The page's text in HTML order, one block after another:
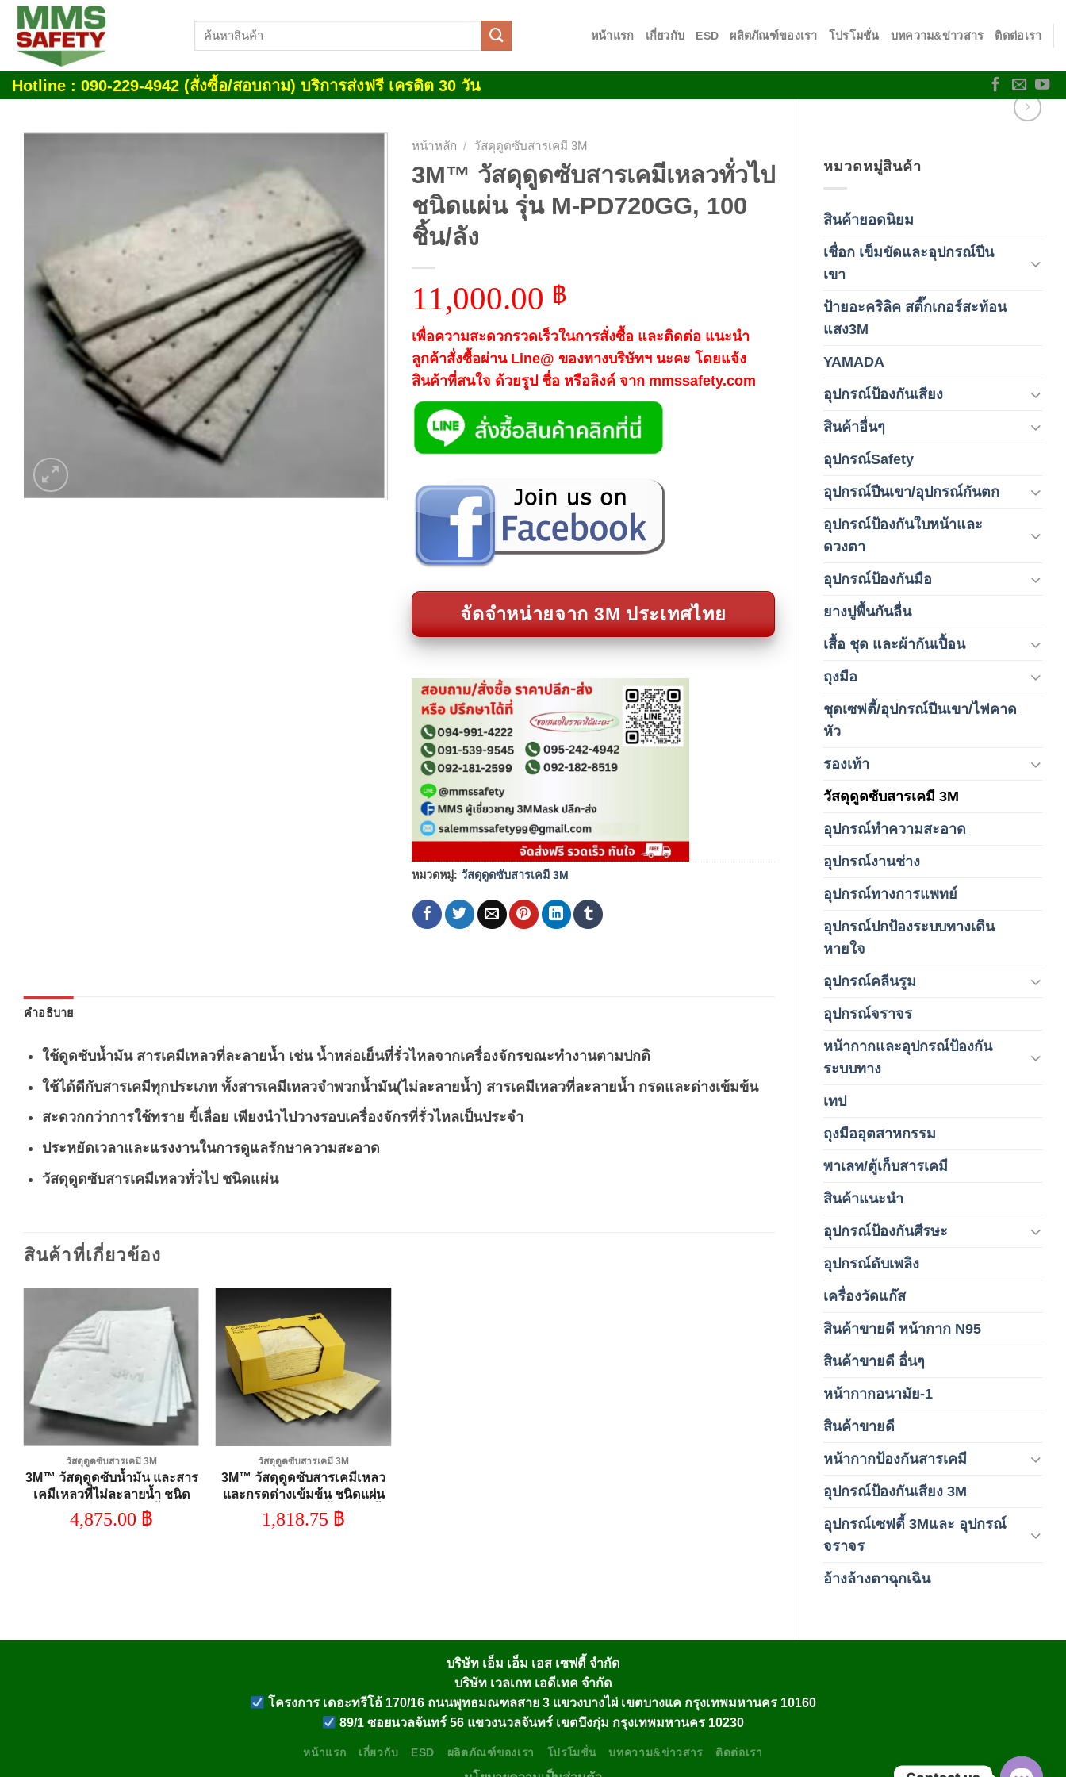
Skip
content
ค้นหา:
หน้าแรก เกี่ยวกับ ESD ผลิตภัณฑ์ของเรา โปรโมชั่น บทความ&ข่าวสาร ติดต่อเรา
Hotline : 090-229-4942 (สั่งซื้อ/สอบถาม) บริการส่งฟรี เครดิต 30 วัน
หมวดหมู่สินค้า
สินค้ายอดนิยม
เชื่อก เข็มขัดและอุปกรณ์ปีน
เขา
ป้ายอะคริลิค สติ๊กเกอร์สะท้อน
แสง3M
YAMADA
อุปกรณ์ป้องกันเสียง
สินค้าอื่นๆ
อุปกรณ์Safety
อุปกรณ์ปีนเขา/อุปกรณ์กันตก
อุปกรณ์ป้องกันใบหน้าและ
ดวงตา
อุปกรณ์ป้องกันมือ
ยางปูพื้นกันลื่น
เสื้อ ชุด และผ้ากันเปื้อน
ถุงมือ
ชุดเซฟตี้/อุปกรณ์ปีนเขา/ไฟคาด
หัว
รองเท้า
วัสดุดูดซับสารเคมี 3M
อุปกรณ์ทำความสะอาด
อุปกรณ์งานช่าง
อุปกรณ์ทางการแพทย์
อุปกรณ์ปกป้องระบบทางเดิน
หายใจ
อุปกรณ์คลีนรูม
อุปกรณ์จราจร
หน้ากากและอุปกรณ์ป้องกัน
ระบบทาง
เทป
ถุงมืออุตสาหกรรม
พาเลท/ตู้เก็บสารเคมี
สินค้าแนะนำ
อุปกรณ์ป้องกันศีรษะ
อุปกรณ์ดับเพลิง
เครื่องวัดแก๊ส
สินค้าขายดี หน้ากาก N95
สินค้าขายดี อื่นๆ
หน้ากากอนามัย-1
สินค้าขายดี
หน้ากากป้องกันสารเคมี
อุปกรณ์ป้องกันเสียง 3M
อุปกรณ์เซฟตี้ 3Mและ อุปกรณ์
จราจร
อ้างล้างตาฉุกเฉิน
หน้าหลัก / วัสดุดูดซับสารเคมี 3M
3M™ วัสดุดูดซับสารเคมีเหลวทั่วไป
ชนิดแผ่น รุ่น M-PD720GG, 100
ชิ้น/ลัง
11,000.00 ฿
เพื่อความสะดวกรวดเร็วในการสั่งซื้อ และติดต่อ แนะนำ
ลูกค้าสั่งซื้อผ่าน Line@ ของทางบริษัทฯ นะคะ โดยแจ้ง
สินค้าที่สนใจ ด้วยรูป ชื่อ หรือลิงค์ จาก mmssafety.com
จัดจำหน่ายจาก 3M ประเทศไทย
หมวดหมู่: วัสดุดูดซับสารเคมี 3M
คำอธิบาย
ใช้ดูดซับน้ำมัน สารเคมีเหลวที่ละลายน้ำ เช่น น้ำหล่อเย็นที่รั่วไหลจากเครื่องจักรขณะทำงานตามปกติ
ใช้ได้ดีกับสารเคมีทุกประเภท ทั้งสารเคมีเหลวจำพวกน้ำมัน(ไม่ละลายน้ำ) สารเคมีเหลวที่ละลายน้ำ กรดและด่างเข้มข้น
สะดวกกว่าการใช้ทราย ขี้เลื่อย เพียงนำไปวางรอบเครื่องจักรที่รั่วไหลเป็นประจำ
ประหยัดเวลาและแรงงานในการดูแลรักษาความสะอาด
วัสดุดูดซับสารเคมีเหลวทั่วไป ชนิดแผ่น
สินค้าที่เกี่ยวข้อง
Add to
wishlist
วัสดุดูดซับสารเคมี 3M
3M™ วัสดุดูดซับน้ำมัน และสาร
เคมีเหลวที่ไม่ละลายน้ำ ชนิด
แผ่น รุ่น HP-255, 50 ชิ้น/ลัง
4,875.00 ฿
wishlist
วัสดุดูดซับสารเคมี 3M
3M™ วัสดุดูดซับสารเคมีเหลว
และกรดด่างเข้มข้น ชนิดแผ่น
รุ่น C-PD914DD, 9 นิ้ว X 14 นิ้ว,
25 แผ่น/กล่อง, 6 กล่อง/ลัง
1,818.75 ฿
บริษัท เอ็ม เอ็ม เอส เซฟตี้ จำกัด
บริษัท เวลเกท เอดีเทค จำกัด
โครงการ เดอะทรีโอ้ 170/16 ถนนพุทธมณฑลสาย 3 แขวงบางไผ่ เขตบางแค กรุงเทพมหานคร 10160
89/1 ซอยนวลจันทร์ 56 แขวงนวลจันทร์ เขตบึงกุ่ม กรุงเทพมหานคร 10230
หน้าแรก เกี่ยวกับ ESD ผลิตภัณฑ์ของเรา โปรโมชั่น บทความ&ข่าวสาร ติดต่อเรา